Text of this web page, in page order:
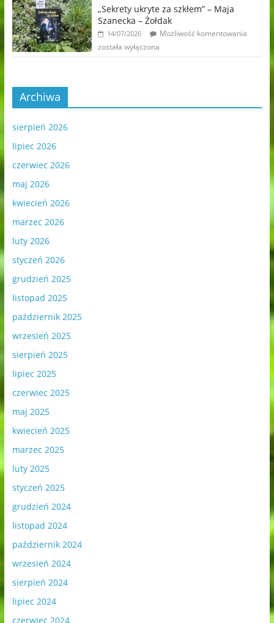
„Sekrety ukryte za szkłem” – Maja
Szanecka – Żołdak
14/07/2026
Możliwość komentowania
została wyłączona
Archiwa
sierpień 2026
lipiec 2026
czerwiec 2026
maj 2026
kwiecień 2026
marzec 2026
luty 2026
styczeń 2026
grudzień 2025
listopad 2025
październik 2025
wrzesień 2025
sierpień 2025
lipiec 2025
czerwiec 2025
maj 2025
kwiecień 2025
marzec 2025
luty 2025
styczeń 2025
grudzień 2024
listopad 2024
październik 2024
wrzesień 2024
sierpień 2024
lipiec 2024
czerwiec 2024